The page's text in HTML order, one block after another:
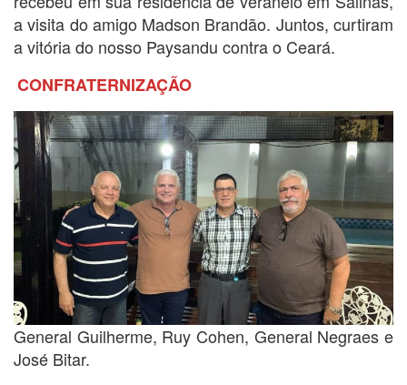
a visita do amigo Madson Brandão. Juntos, curtiram
a vitória do nosso Paysandu contra o Ceará.
CONFRATERNIZAÇÃO
General Guilherme, Ruy Cohen, General Negraes e
José Bitar.